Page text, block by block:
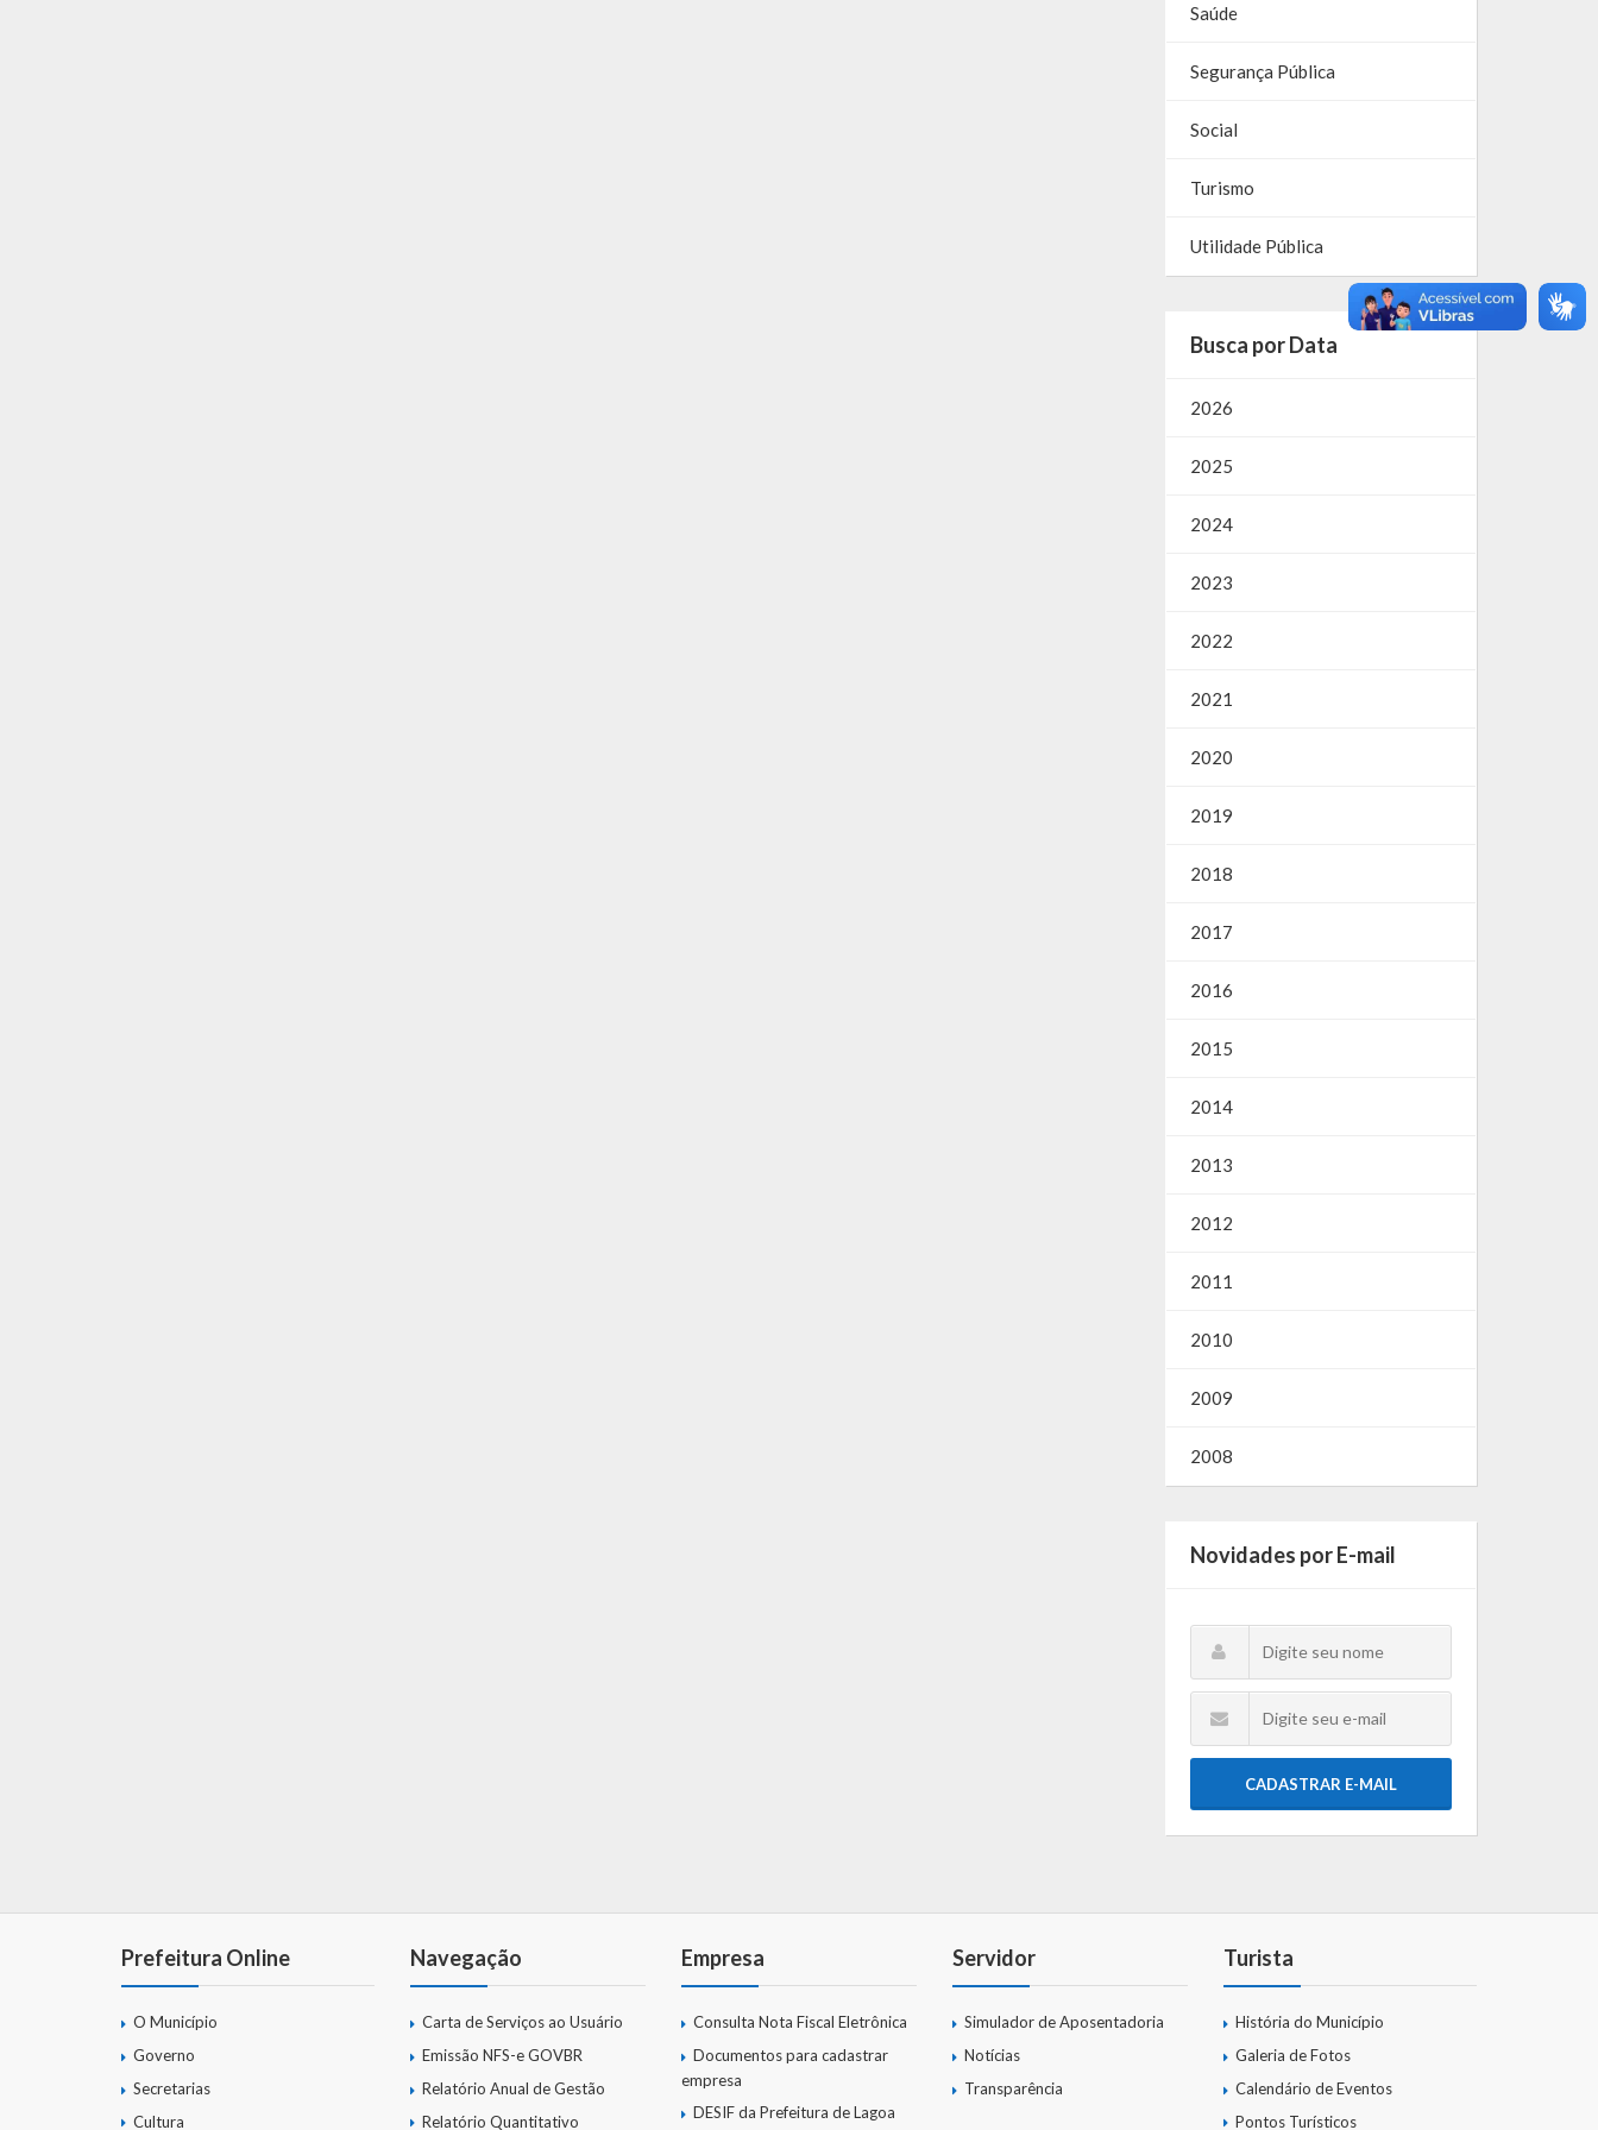
Saúde
Segurança Pública
Social
Turismo
Utilidade Pública
Busca por Data
2026
2025
2024
2023
2022
2021
2020
2019
2018
2017
2016
2015
2014
2013
2012
2011
2010
2009
2008
Novidades por E-mail
CADASTRAR E-MAIL
Prefeitura Online
O Município
Governo
Secretarias
Cultura
Navegação
Carta de Serviços ao Usuário
Emissão NFS-e GOVBR
Relatório Anual de Gestão
Relatório Quantitativo
Empresa
Consulta Nota Fiscal Eletrônica
Documentos para cadastrar
empresa
DESIF da Prefeitura de Lagoa
Servidor
Simulador de Aposentadoria
Notícias
Transparência
Turista
História do Município
Galeria de Fotos
Calendário de Eventos
Pontos Turísticos